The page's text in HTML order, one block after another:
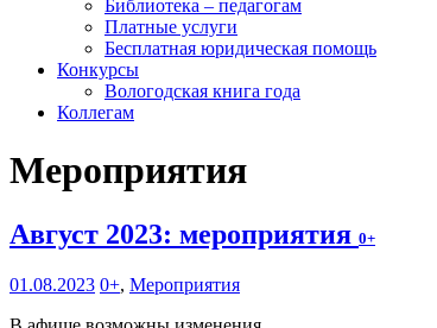
Библиотека – педагогам
Платные услуги
Бесплатная юридическая помощь
Конкурсы
Вологодская книга года
Коллегам
Мероприятия
Август 2023: мероприятия 0+
01.08.2023 0+, Мероприятия